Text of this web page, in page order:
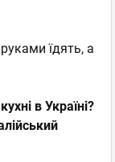
їдять, а
в Україні?